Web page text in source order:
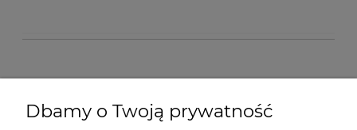
O nas
Dbamy o Twoją prywatność